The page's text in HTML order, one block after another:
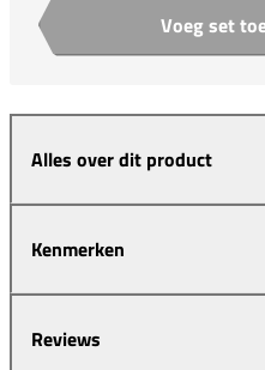
Aantal Voeg set
Alles over dit product
Kenmerken
Reviews